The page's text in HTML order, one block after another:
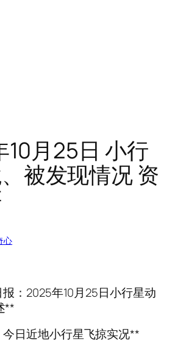
月25日 小行
被发现情况 资
心
：2025年10月25日小行星动
**
日近地小行星飞掠实况**